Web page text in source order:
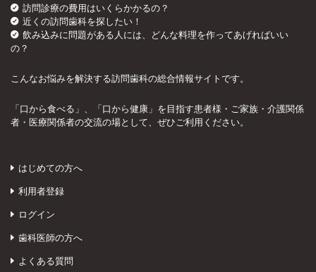
訪問診療の費用はいくらかかるの？
近くの訪問歯科を探したい！
飲み込みに問題がある人には、どんな料理を作ってあげればいい
の？
こんなお悩みを解決する訪問歯科の総合情報サイトです。
「口から食べる」、「口から健康」を目指す患者様・ご家族・介護関係
者・医療関係者の交流の場として、ぜひご利用ください。
はじめての方へ
利用者登録
ログイン
歯科医師の方へ
よくある質問